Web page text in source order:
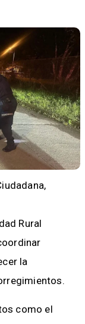
Rural
la
como el